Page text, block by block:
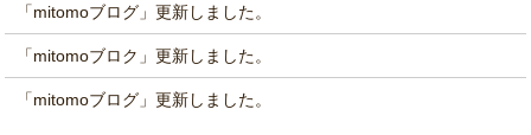
「mitomoブログ」更新しました。
「mitomoブロク」更新しました。
「mitomoブログ」更新しました。